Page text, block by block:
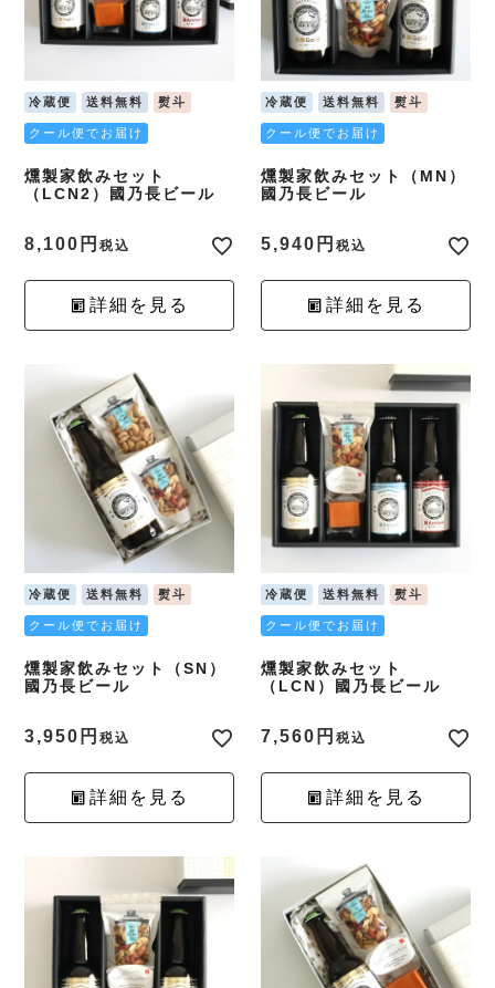
冷蔵便 送料無料 熨斗
クール便でお届け
燻製家飲みセット
（LCN2）國乃長ビール
8,100 税込
詳細を見る
冷蔵便 送料無料 熨斗
クール便でお届け
燻製家飲みセット（MN）
國乃長ビール
5,940 税込
詳細を見る
冷蔵便 送料無料 熨斗
クール便でお届け
燻製家飲みセット（SN）
國乃長ビール
3,950 税込
詳細を見る
冷蔵便 送料無料 熨斗
クール便でお届け
燻製家飲みセット
（LCN）國乃長ビール
7,560 税込
詳細を見る